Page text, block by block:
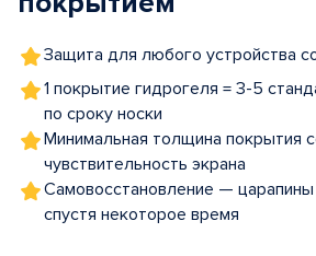
Защита для любого устройства
1 покрытие гидрогеля = 3-5
по сроку носки
Минимальная толщина покрытия
чувствительность экрана
Самовосстановление — царапины
спустя некоторое время